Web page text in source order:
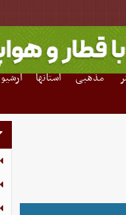
مذهبی استانها آرشیو